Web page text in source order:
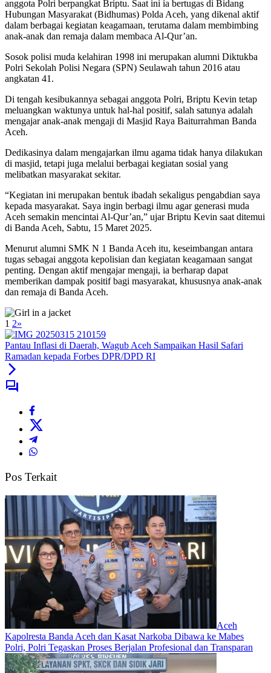
anggota Polri berpangkat Briptu. Saat ini ia bertugas di Bidang
Hubungan Masyarakat (Bidhumas) Polda Aceh, yang dikenal aktif
dalam berbagai kegiatan keagamaan, terutama dalam membimbing
anak-anak dan remaja dalam membaca Al-Qur’an.
Sosok polisi muda kelahiran 1998 ini merupakan alumni Diktukba
Polri Sekolah Polisi Negara (SPN) Seulawah tahun 2016 atau
angkatan 41.
Di tengah kesibukannya sebagai anggota Polri, Briptu Kevin tetap
meluangkan waktunya untuk hal-hal positif, salah satunya adalah
mengajar anak-anak mengaji di Masjid Raya Baiturrahman Banda
Aceh.
Dedikasinya dalam mengajarkan ilmu agama tidak hanya dilakukan
di masjid, tetapi juga melalui berbagai kegiatan sosial yang
melibatkan masyarakat sekitar.
“Kegiatan ini merupakan bentuk ibadah sekaligus pengabdian saya
kepada masyarakat. Saya ingin berbagi ilmu agar generasi muda
Aceh semakin mencintai Al-Qur’an,” ujar Briptu Kevin saat ditemui
di Banda Aceh, Sabtu, 15 Maret 2025.
Menurut alumni SMK N 1 Banda Aceh itu, keseimbangan antara
tugas sebagai anggota kepolisian dan kegiatan keagamaan sangat
penting. Dengan aktif mengajar mengaji, ia berharap dapat
memberikan dampak positif bagi masyarakat, khususnya anak-anak
dan remaja di Banda Aceh.
1 2»
Pantau Inflasi di Daerah, Wagub Aceh Sampaikan Hasil Safari
Ramadan kepada Forbes DPR/DPD RI
Pos Terkait
Aceh
Kapolresta Banda Aceh dan Kasat Narkoba Dibawa ke Mabes
Polri, Polri Tegaskan Proses Berjalan Profesional dan Transparan